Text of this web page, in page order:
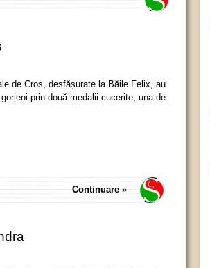
de Cros, desfășurate la Băile Felix, au
prin două medalii cucerite, una de
Continuare »